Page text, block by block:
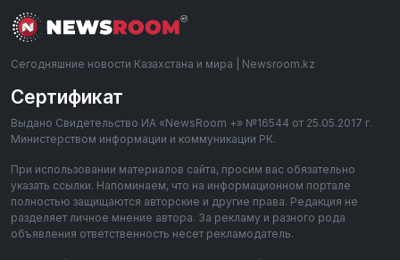
Сегодняшние новости Казахстана и мира | Newsroom.kz
Сертификат
Выдано Свидетельство ИА «NewsRoom +» №16544 от 25.05.2017 г.
Министерством информации и коммуникации РК.
При использовании материалов сайта, просим вас обязательно
указать ссылки. Напоминаем, что на информационном портале
полностью защищаются авторские и другие права. Редакция не
разделяет личное мнение автора. За рекламу и разного рода
объявления ответственность несет рекламодатель.